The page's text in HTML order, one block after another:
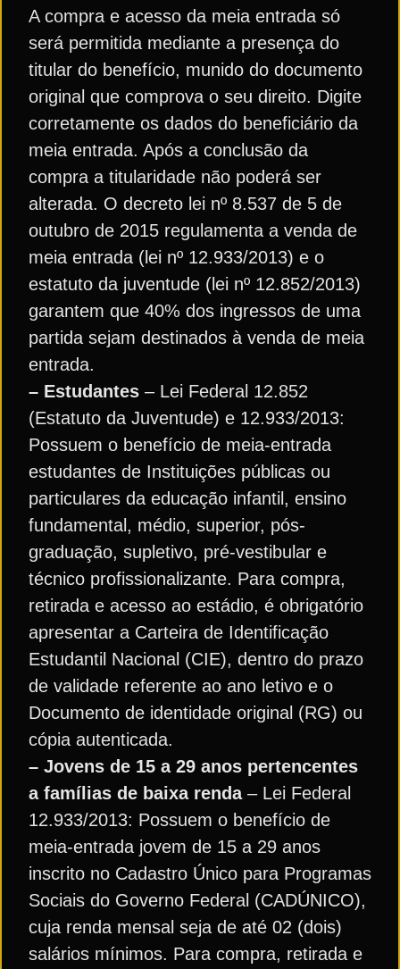
A compra e acesso da meia entrada só
será permitida mediante a presença do
titular do benefício, munido do documento
original que comprova o seu direito. Digite
corretamente os dados do beneficiário da
meia entrada. Após a conclusão da
compra a titularidade não poderá ser
alterada. O decreto lei nº 8.537 de 5 de
outubro de 2015 regulamenta a venda de
meia entrada (lei nº 12.933/2013) e o
estatuto da juventude (lei nº 12.852/2013)
garantem que 40% dos ingressos de uma
partida sejam destinados à venda de meia
entrada.
– Estudantes – Lei Federal 12.852
(Estatuto da Juventude) e 12.933/2013:
Possuem o benefício de meia-entrada
estudantes de Instituições públicas ou
particulares da educação infantil, ensino
fundamental, médio, superior, pós-
graduação, supletivo, pré-vestibular e
técnico profissionalizante. Para compra,
retirada e acesso ao estádio, é obrigatório
apresentar a Carteira de Identificação
Estudantil Nacional (CIE), dentro do prazo
de validade referente ao ano letivo e o
Documento de identidade original (RG) ou
cópia autenticada.
– Jovens de 15 a 29 anos pertencentes
a famílias de baixa renda– Lei Federal
12.933/2013: Possuem o benefício de
meia-entrada jovem de 15 a 29 anos
inscrito no Cadastro Único para Programas
Sociais do Governo Federal (CADÚNICO),
cuja renda mensal seja de até 02 (dois)
salários mínimos. Para compra, retirada e